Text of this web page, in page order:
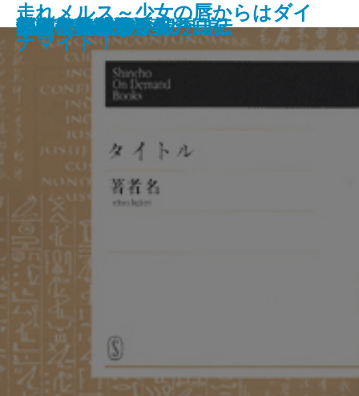
なまみこ物語
十一の色硝子
ポポイ
夢のなかの街
星と舵
愛・自由・幸福
森
ダイヤモンドの四季
探偵事務所23
男は旗
私の食物誌
桜島・日の果て
樋口一葉伝 一葉の日記
小説に書けなかった自伝
走れメルス～少女の唇からはダイ
ナマイト！
回想 太宰治
歴史への感情旅行
からかご大名
きびだんご侍
チェーホフの手帖